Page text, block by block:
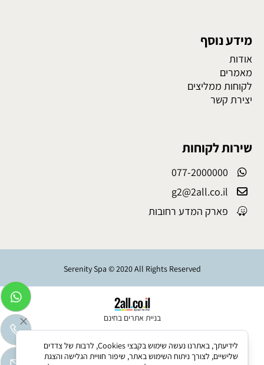
מידע נוסף
אודות
מאמרים
לקוחות ממליצים
יצירת קשר
שירות לקוחות
077-2000000
g2@2all.co.il
פארק המדע רחובות
Serenity Spa © 2020 All Rights Reserved
בניית אתרים בחינם
לידיעתך, באתרנו נעשה שימוש בקבצי Cookies, לרבות של צדדים
שלישיים, לצורך ניתוח השימוש באתר, שיפור חוויית הגלישה והצגת